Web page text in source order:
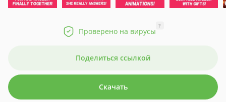
Проверено на вирусы
?
Поделиться ссылкой
Скачать